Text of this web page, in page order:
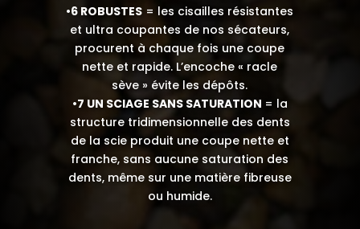
•6 ROBUSTES = les cisailles résistantes
et ultra coupantes de nos sécateurs,
procurent à chaque fois une coupe
nette et rapide. L’encoche « racle
sève » évite les dépôts.
•7 UN SCIAGE SANS SATURATION = la
structure tridimensionnelle des dents
de la scie produit une coupe nette et
franche, sans aucune saturation des
dents, même sur une matière fibreuse
ou humide.